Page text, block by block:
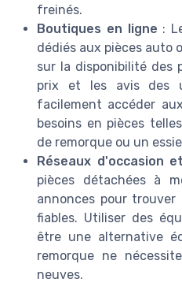
freinés.
Boutiques en ligne :
dédiés aux pièces auto
sur la disponibilité des
prix et les avis des
facilement accéder
besoins en pièces
de remorque ou un
Réseaux d'occasion
pièces détachées à
annonces pour trouver
fiables. Utiliser des
être une alternative
remorque ne
neuves.